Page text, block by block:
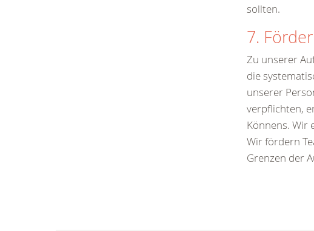
sollten.
7.
Zu unserer
die
unserer
verpflichten,
Könnens. Wir
Wir fördern
Grenzen der